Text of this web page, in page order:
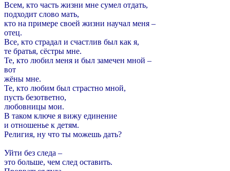
Всем, кто часть жизни мне сумел отдать,
подходит слово мать,
кто на примере своей жизни научал меня –
отец.
Все, кто страдал и счастлив был как я,
те братья, сёстры мне.
Те, кто любил меня и был замечен мной –
вот
жёны мне.
Те, кто любим был страстно мной,
пусть безответно,
любовницы мои.
В таком ключе я вижу единение
и отношенье к детям.
Религия, ну что ты можешь дать?
Уйти без следа –
это больше, чем след оставить.